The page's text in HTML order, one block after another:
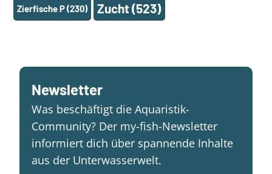
Zierfische P(230) Zucht(523)
Newsletter
Was beschäftigt die Aquaristik-
Community? Der my-fish-Newsletter
informiert dich über spannende Inhalte
aus der Unterwasserwelt.